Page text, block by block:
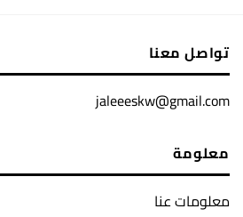
تواصل معنا
jaleeeskw@gmail.com
معلومة
معلومات عنا